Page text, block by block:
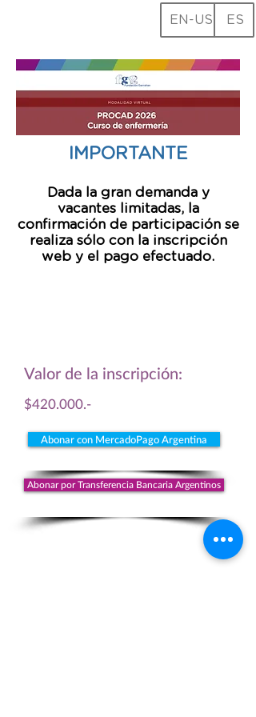
EN-US ES
IMPORTANTE
Dada la gran demanda y
vacantes limitadas, la
confirmación de participación se
realiza sólo con la inscripción
web y el pago efectuado.
Valor de la inscripción:
$420.000.-
Abonar con MercadoPago Argentina
Abonar por Transferencia Bancaria Argentinos